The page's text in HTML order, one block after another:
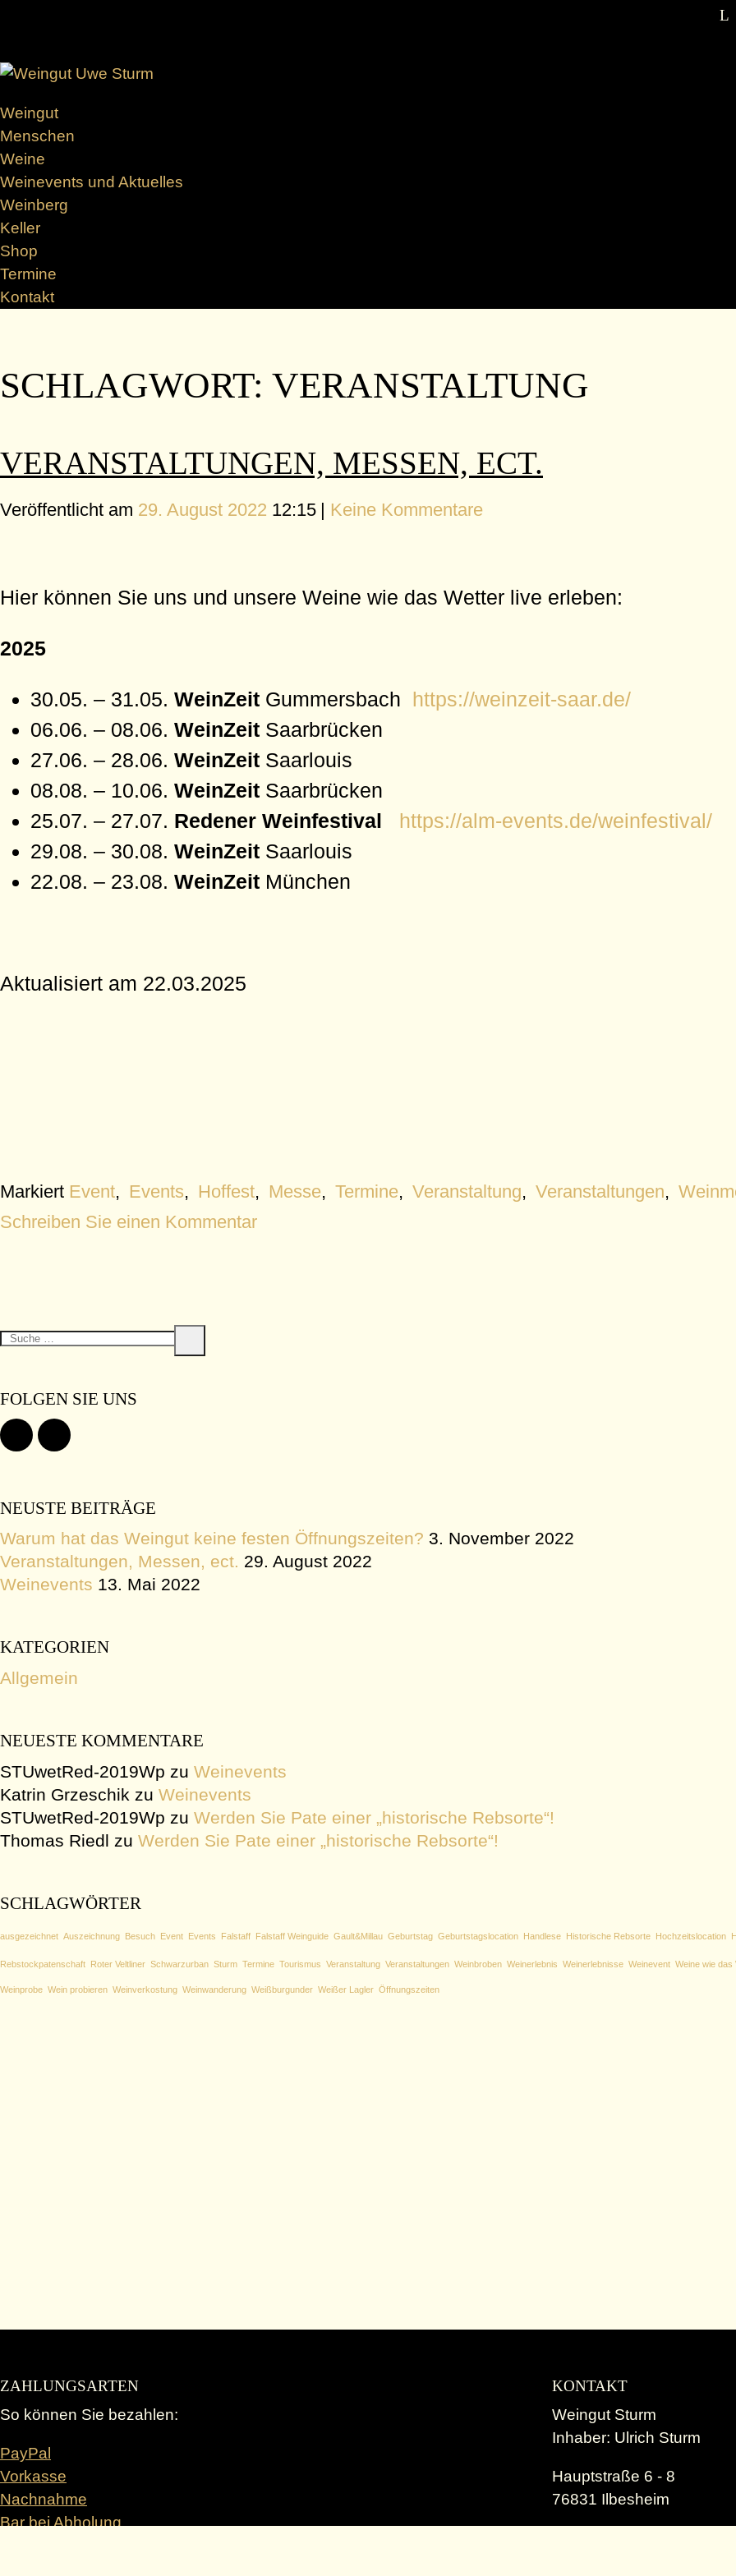
t
l
Weingut
Menschen
Weine
Weinevents und Aktuelles
Weinberg
Keller
Shop
Termine
Kontakt
SCHLAGWORT: VERANSTALTUNG
VERANSTALTUNGEN, MESSEN, ECT.
Veröffentlicht am 29. August 2022 12:15 | Keine Kommentare
Hier können Sie uns und unsere Weine wie das Wetter live erleben:
2025
30.05. – 31.05.WeinZeit Gummersbach https://weinzeit-saar.de/
06.06. – 08.06. WeinZeit Saarbrücken
27.06. – 28.06.WeinZeit Saarlouis
08.08. – 10.06.WeinZeit Saarbrücken
25.07. – 27.07. Redener Weinfestival
https://alm-events.de/weinfestival/
29.08. – 30.08.WeinZeit Saarlouis
22.08. – 23.08.WeinZeit München
Aktualisiert am 22.03.2025
Markiert Event, Events, Hoffest, Messe, Termine, Veranstaltung, Veranstaltungen,
Schreiben Sie einen Kommentar
S
h
e
n
h
:
u
FOLGEN SIE UNS
NEUSTE BEITRÄGE
Warum hat das Weingut keine festen Öffnungszeiten? 3. November 2022
Veranstaltungen, Messen, ect. 29. August 2022
Weinevents 13. Mai 2022
KATEGORIEN
Allgemein
NEUESTE KOMMENTARE
STUwetRed-2019Wp zu Weinevents
Katrin Grzeschik zu Weinevents
STUwetRed-2019Wp zu Werden Sie Pate einer „historische Rebsorte“!
Thomas Riedl zu Werden Sie Pate einer „historische Rebsorte“!
SCHLAGWÖRTER
ausgezeichnet Auszeichnung Besuch Event Events Falstaff Falstaff Weinguide Gault&Millau Geburtstag Geburtstagslocation Handlese Historische Rebsorte Hochzeitslocation
Rebstockpatenschaft Roter Veltliner Schwarzurban Sturm Termine Tourismus Veranstaltung Veranstaltungen Weinbroben Weinerlebnis Weinerlebnisse Weinevent Weine wie das
Weinprobe Wein probieren Weinverkostung Weinwanderung Weißburgunder Weißer Lagler Öffnungszeiten
ZAHLUNGSARTEN
So können Sie bezahlen:
PayPal
Vorkasse
Nachnahme
Bar bei Abholung
KONTAKT
Weingut Sturm
Inhaber: Ulrich Sturm
Hauptstraße 6 - 8
76831 Ilbesheim